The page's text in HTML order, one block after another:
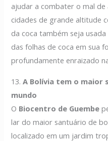
ajudar a combater o mal
cidades de grande altitude
da coca também seja
das folhas de coca em sua
profundamente enraizado
13.A Bolívia tem o maior
mundo
O Biocentro de Guembe
lar do maior santuário de
localizado em um jardim